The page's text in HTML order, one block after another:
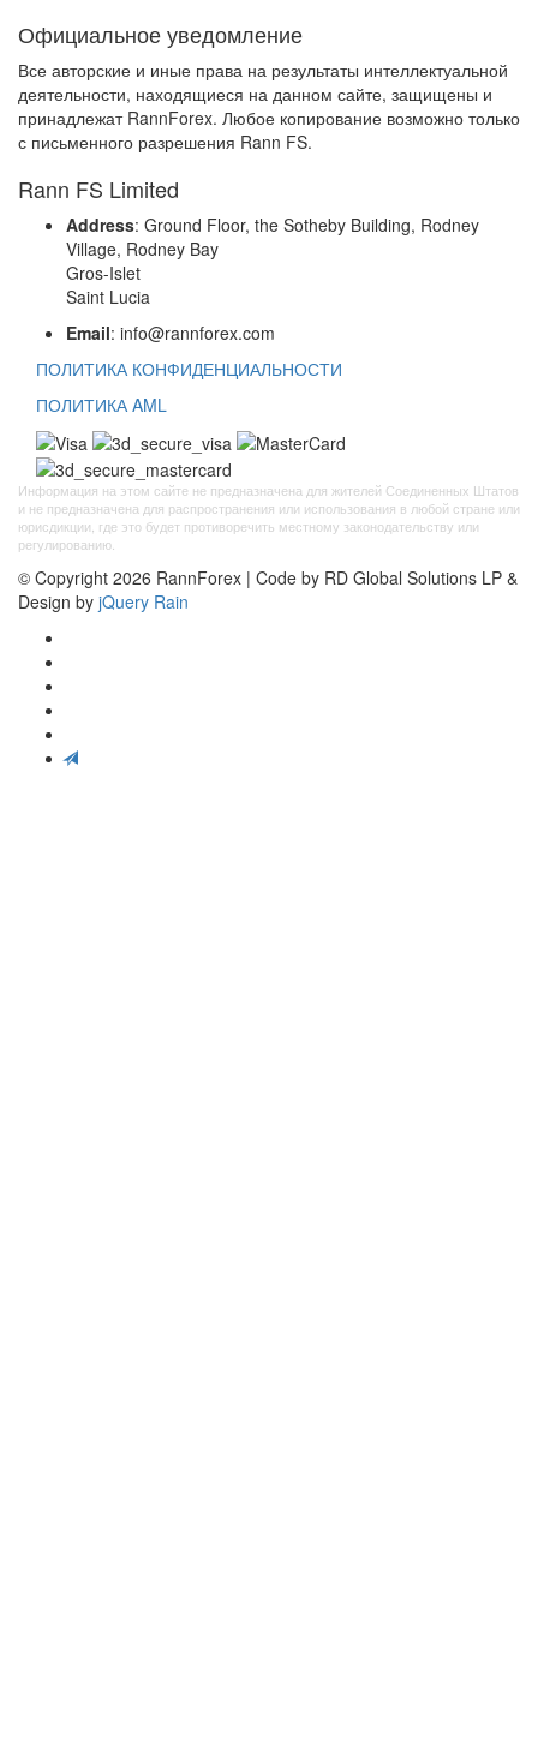
Официальное уведомление
Все авторские и иные права на результаты интеллектуальной
деятельности, находящиеся на данном сайте, защищены и
принадлежат RannForex. Любое копирование возможно только
с письменного разрешения Rann FS.
Rann FS Limited
Address: Ground Floor, the Sotheby Building, Rodney
Village, Rodney Bay
Gros-Islet
Saint Lucia
Email: info@rannforex.com
ПОЛИТИКА КОНФИДЕНЦИАЛЬНОСТИ
ПОЛИТИКА AML
Информация на этом сайте не предназначена для жителей Соединенных Штатов
и не предназначена для распространения или использования в любой стране или
юрисдикции, где это будет противоречить местному законодательству или
регулированию.
© Copyright 2026 RannForex | Code by RD Global Solutions LP &
Design by jQuery Rain